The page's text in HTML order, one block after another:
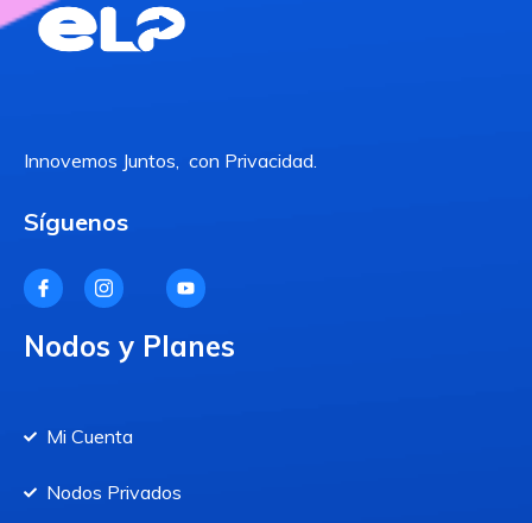
Innovemos Juntos, con Privacidad.
Síguenos
Nodos y Planes
Mi Cuenta
Nodos Privados